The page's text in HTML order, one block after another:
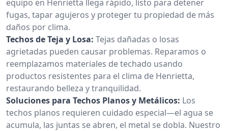
equipo en Henrietta llega rápido, listo para detener
fugas, tapar agujeros y proteger tu propiedad de más
daños por clima.
Techos de Teja y Losa: Tejas dañadas o losas
agrietadas pueden causar problemas. Reparamos o
reemplazamos materiales de techado usando
productos resistentes para el clima de Henrietta,
restaurando belleza y tranquilidad.
Soluciones para Techos Planos y Metálicos: Los
techos planos requieren cuidado especial—el agua se
acumula, las juntas se abren, el metal se dobla. Nuestro